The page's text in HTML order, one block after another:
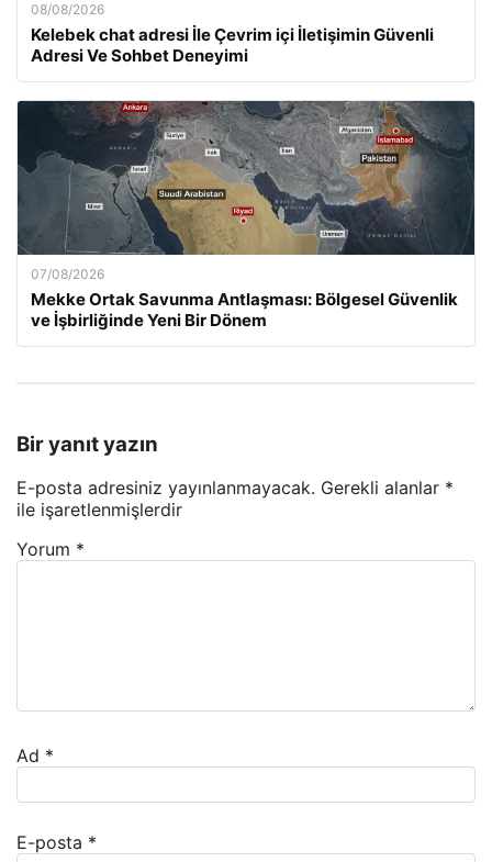
08/08/2026
Kelebek chat adresi İle Çevrim içi İletişimin Güvenli
Adresi Ve Sohbet Deneyimi
07/08/2026
Mekke Ortak Savunma Antlaşması: Bölgesel Güvenlik
ve İşbirliğinde Yeni Bir Dönem
Bir yanıt yazın
E-posta adresiniz yayınlanmayacak. Gerekli alanlar *
ile işaretlenmişlerdir
Yorum *
Ad *
E-posta *